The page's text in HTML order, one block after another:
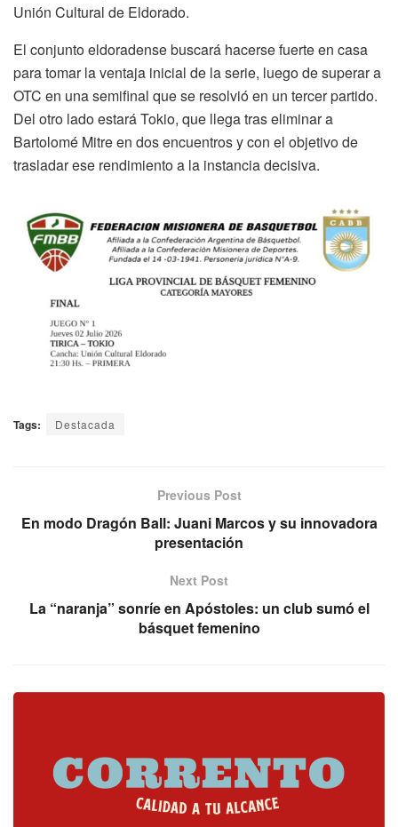
Unión Cultural de Eldorado.
El conjunto eldoradense buscará hacerse fuerte en casa
para tomar la ventaja inicial de la serie, luego de superar a
OTC en una semifinal que se resolvió en un tercer partido.
Del otro lado estará Tokio, que llega tras eliminar a
Bartolomé Mitre en dos encuentros y con el objetivo de
trasladar ese rendimiento a la instancia decisiva.
Tags: Destacada
Previous Post
En modo Dragón Ball: Juani Marcos y su innovadora
presentación
Next Post
La “naranja” sonríe en Apóstoles: un club sumó el
básquet femenino